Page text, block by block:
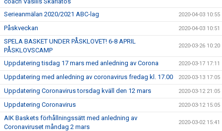
Serieanmälan 2020/2021 ABC-lag 2020-04-03 10:55
Påskveckan 2020-04-03 10:51
SPELA BASKET UNDER PÅSKLOVET! 6-8 APRIL
PÅSKLOVSCAMP
2020-03-26 10:20
Uppdatering tisdag 17 mars med anledning av Corona 2020-03-17 17:11
Uppdatering med anledning av coronavirus fredag kl. 17.00 2020-03-13 17:05
Uppdatering Coronavirus torsdag kväll den 12 mars 2020-03-12 21:05
Uppdatering Coronavirus 2020-03-12 15:05
AIK Baskets förhållningssätt med anledning av
Coronaviruset måndag 2 mars
2020-03-02 15:41